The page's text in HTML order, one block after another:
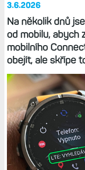
3.6.2026
Na několik dnů
od mobilu, abych
mobilního
obejít, ale skřípe